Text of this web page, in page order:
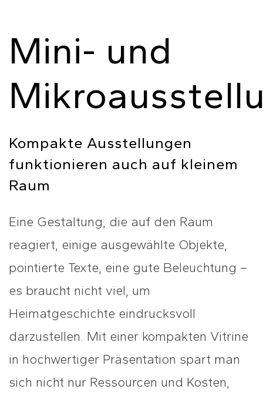
Mini- und
Kompakte Ausstellungen
funktionieren auch auf kleinem
Raum
Eine Gestaltung, die auf den Raum
reagiert, einige ausgewählte Objekte,
pointierte Texte, eine gute Beleuchtung –
es braucht nicht viel, um
Heimatgeschichte eindrucksvoll
darzustellen. Mit einer kompakten Vitrine
in hochwertiger Präsentation spart man
sich nicht nur Ressourcen und Kosten,